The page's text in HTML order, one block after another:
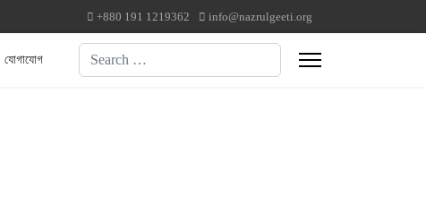
+880 191 1219362 info@nazrulgeeti.org
যোগাযোগ Search